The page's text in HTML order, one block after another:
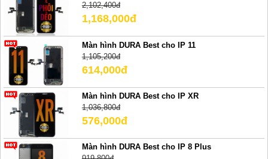
2,102,400đ
1,168,000đ
Màn hình DURA Best cho IP 11
1,105,200đ
614,000đ
Màn hình DURA Best cho IP XR
1,036,800đ
576,000đ
Màn hình DURA Best cho IP 8 Plus